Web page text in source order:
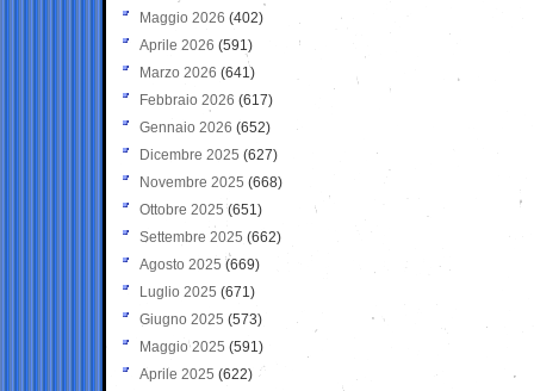
Maggio 2026 (402)
Aprile 2026 (591)
Marzo 2026 (641)
Febbraio 2026 (617)
Gennaio 2026 (652)
Dicembre 2025 (627)
Novembre 2025 (668)
Ottobre 2025 (651)
Settembre 2025 (662)
Agosto 2025 (669)
Luglio 2025 (671)
Giugno 2025 (573)
Maggio 2025 (591)
Aprile 2025 (622)